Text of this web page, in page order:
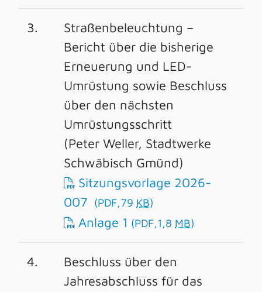
3.
Straßenbeleuchtung –
Bericht über die bisherige
Erneuerung und LED-
Umrüstung sowie Beschluss
über den nächsten
Umrüstungsschritt
(Peter Weller, Stadtwerke
Schwäbisch Gmünd)
Sitzungsvorlage 2026-
007 (PDF,79 KB)
Anlage 1 (PDF,1,8 MB)
4.
Beschluss über den
Jahresabschluss für das